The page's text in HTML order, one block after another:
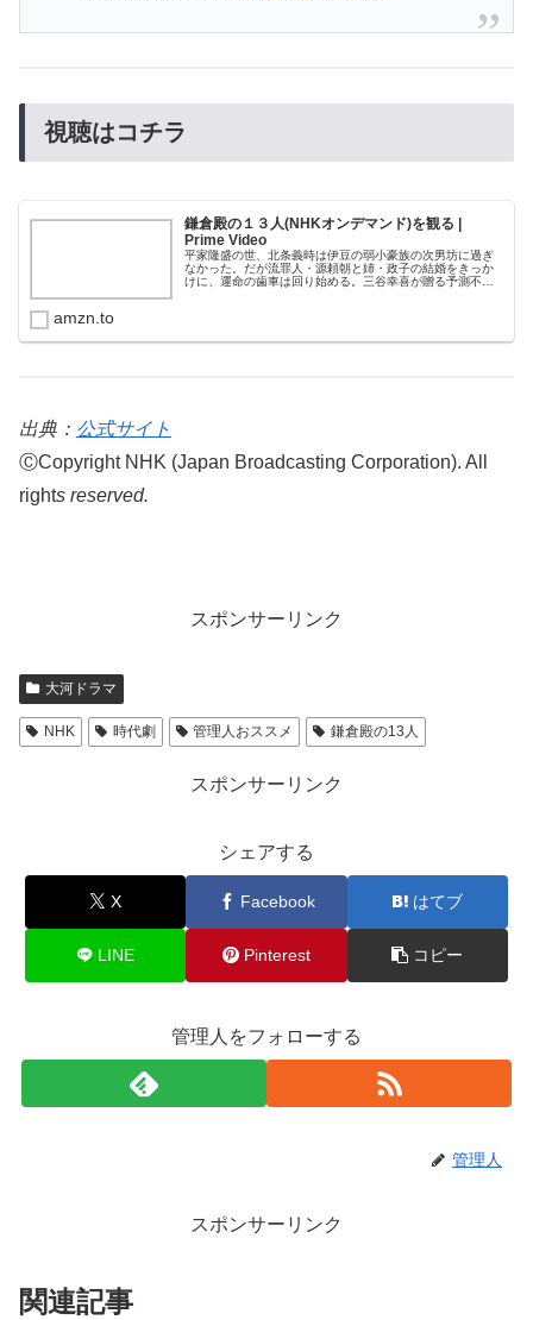
視聴はコチラ
鎌倉殿の１３人(NHKオンデマンド)を観る |
Prime Video
平家隆盛の世、北条義時は伊豆の弱小豪族の次男坊に過ぎ
なかった。だが流罪人・源頼朝と姉・政子の結婚をきっか
けに、運命の歯車は回り始める。三谷幸喜が贈る予測不能
amzn.to
出典： 公式サイト
ⒸCopyright NHK (Japan Broadcasting Corporation). All
rights reserved.
スポンサーリンク
大河ドラマ
NHK 時代劇 管理人おススメ 鎌倉殿の13人
スポンサーリンク
シェアする
X Facebook はてブ
LINE Pinterest コピー
管理人をフォローする
管理人
スポンサーリンク
関連記事